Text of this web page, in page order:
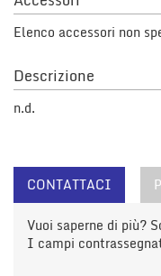
Elenco accessori non
Descrizione
n.d.
CONTATTACI
Vuoi saperne di più?
I campi
questi
strumenti
tracciamento
si
rimanda
Puoi
e
modificare
le